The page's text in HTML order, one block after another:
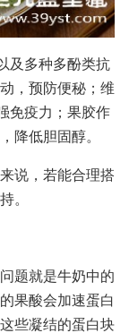
及多种多酚类抗
，预防便秘；维
免疫力；果胶作
降低胆固醇。
说，若能合理搭
。
题就是牛奶中的
果酸会加速蛋白
些凝结的蛋白块